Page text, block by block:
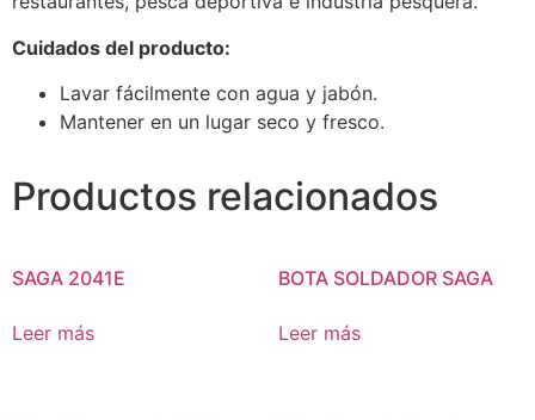
Cuidados del producto:
Lavar fácilmente con agua y jabón.
Mantener en un lugar seco y fresco.
Productos relacionados
SAGA 2041E
Leer más
BOTA SOLDADOR SAGA
Leer más